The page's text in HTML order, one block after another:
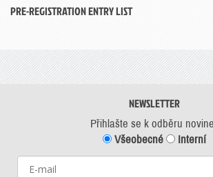
PRE-REGISTRATION ENTRY LIST
NEWSLETTER
Přihlašte se k odběru
Všeobecné
Interní